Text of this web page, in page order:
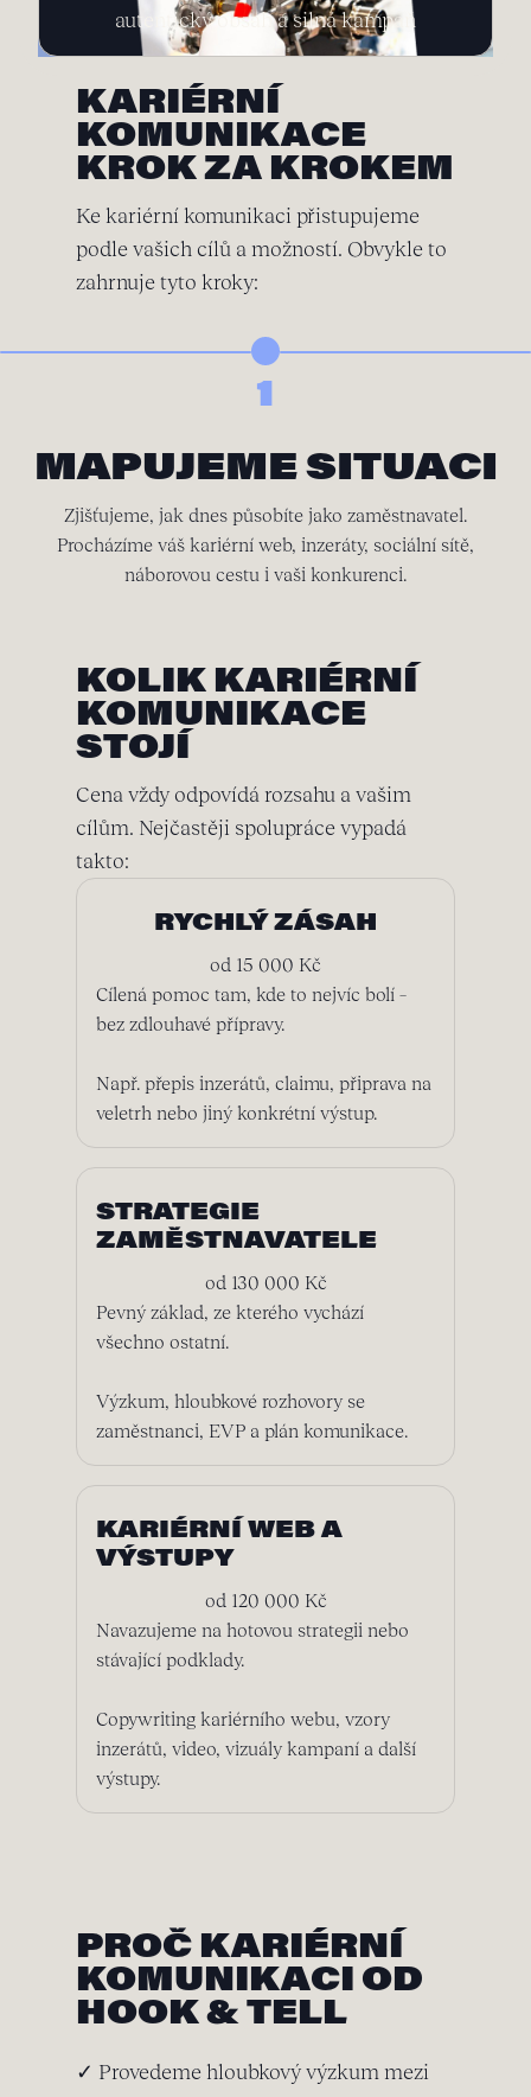
autentický obsah a silná kampaň
KARIÉRNÍ
KOMUNIKACE
KROK ZA KROKEM
Ke kariérní komunikaci přistupujeme
podle vašich cílů a možností. Obvykle to
zahrnuje tyto kroky:
1
MAPUJEME SITUACI
Zjišťujeme, jak dnes působíte jako zaměstnavatel.
Procházíme váš kariérní web, inzeráty, sociální sítě,
náborovou cestu i vaši konkurenci.
KOLIK KARIÉRNÍ
KOMUNIKACE
STOJÍ
Cena vždy odpovídá rozsahu a vašim
cílům. Nejčastěji spolupráce vypadá
takto:
RYCHLÝ ZÁSAH
od 15 000 Kč
Cílená pomoc tam, kde to nejvíc bolí –
bez zdlouhavé přípravy.
Např. přepis inzerátů, claimu, připrava na
veletrh nebo jiný konkrétní výstup.
STRATEGIE
ZAMĚSTNAVATELE
od 130 000 Kč
Pevný základ, ze kterého vychází
všechno ostatní.
Výzkum, hloubkové rozhovory se
zaměstnanci, EVP a plán komunikace.
KARIÉRNÍ WEB A
VÝSTUPY
od 120 000 Kč
Navazujeme na hotovou strategii nebo
stávající podklady.
Copywriting kariérního webu, vzory
inzerátů, video, vizuály kampaní a další
výstupy.
PROČ KARIÉRNÍ
KOMUNIKACI OD
HOOK & TELL
✓ Provedeme hloubkový výzkum mezi